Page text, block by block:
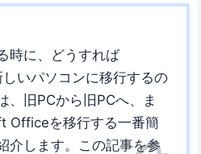
時に、どうすれば
いパソコンに移行するの
、旧PCから旧PCへ、ま
Officeを移行する一番簡
介します。この記事を参